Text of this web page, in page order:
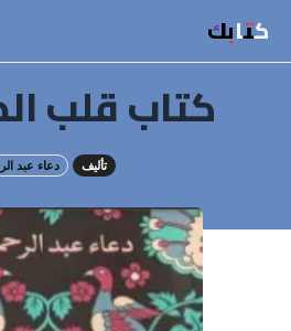
كتابك
كتاب قلب
تأليف دعاء عبد